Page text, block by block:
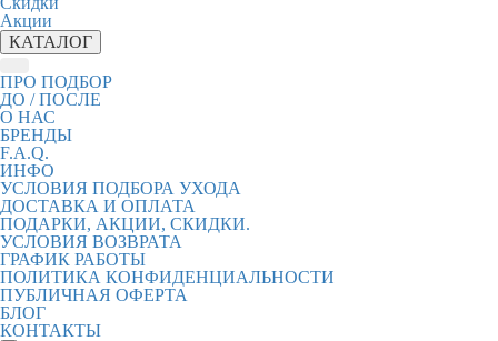
Акции
КАТАЛОГ
ПРО ПОДБОР
ДО / ПОСЛЕ
О НАС
БРЕНДЫ
F.A.Q.
ИНФО
УСЛОВИЯ ПОДБОРА УХОДА
ДОСТАВКА И ОПЛАТА
ПОДАРКИ, АКЦИИ, СКИДКИ.
УСЛОВИЯ ВОЗВРАТА
ГРАФИК РАБОТЫ
ПОЛИТИКА КОНФИДЕНЦИАЛЬНОСТИ
ПУБЛИЧНАЯ ОФЕРТА
БЛОГ
КОНТАКТЫ